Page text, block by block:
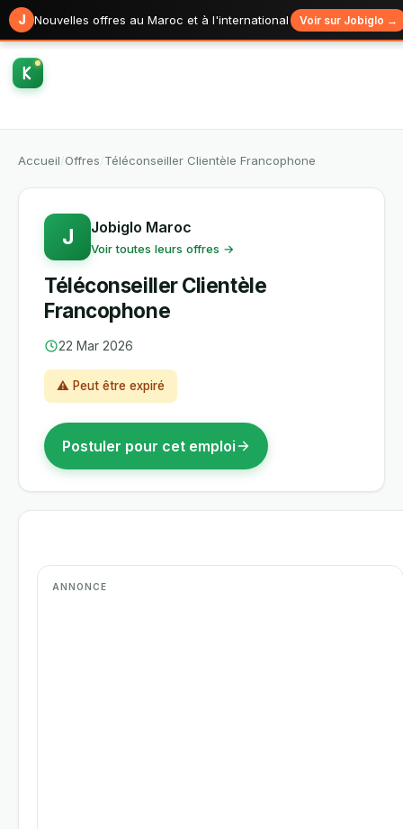
J Nouvelles offres au Maroc et à l'international Voir sur Jobiglo →
Accueil Offres Téléconseiller Clientèle Francophone
J Jobiglo Maroc
Voir toutes leurs offres →
Téléconseiller Clientèle
Francophone
22 Mar 2026
⚠ Peut être expiré
Postuler pour cet emploi